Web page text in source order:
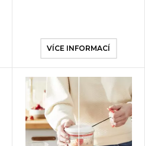
VÍCE INFORMACÍ